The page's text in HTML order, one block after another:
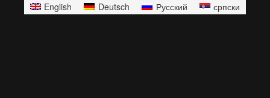
English Deutsch Русский српски